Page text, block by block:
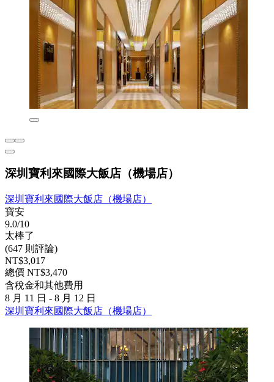
深圳寶利來國際大飯店（機場店）
深圳寶利來國際大飯店（機場店）
寶安
9.0/10
太棒了
(647 則評論)
NT$3,017
總價 NT$3,470
含稅金和其他費用
8 月 11 日 - 8 月 12 日
深圳寶利來國際大飯店（機場店）